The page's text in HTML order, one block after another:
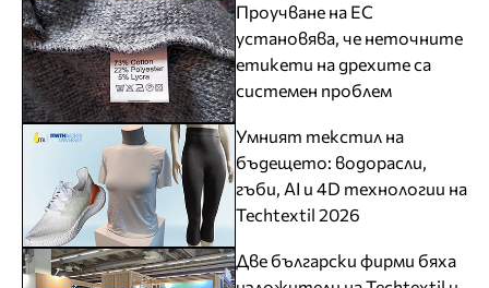
Проучване на ЕС
установява, че неточните
етикети на дрехите са
системен проблем
Умният текстил на
бъдещето: водорасли,
гъби, AI и 4D технологии на
Techtextil 2026
Две български фирми бяха